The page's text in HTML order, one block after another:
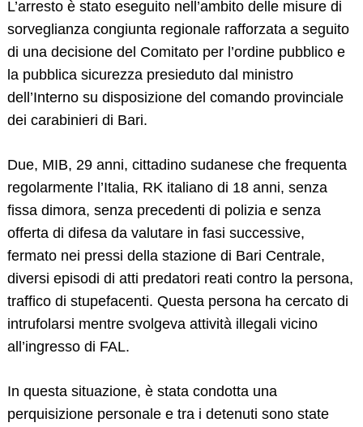
L’arresto è stato eseguito nell’ambito delle misure di
sorveglianza congiunta regionale rafforzata a seguito
di una decisione del Comitato per l’ordine pubblico e
la pubblica sicurezza presieduto dal ministro
dell’Interno su disposizione del comando provinciale
dei carabinieri di Bari.
Due, MIB, 29 anni, cittadino sudanese che frequenta
regolarmente l’Italia, RK italiano di 18 anni, senza
fissa dimora, senza precedenti di polizia e senza
offerta di difesa da valutare in fasi successive,
fermato nei pressi della stazione di Bari Centrale,
diversi episodi di atti predatori reati contro la persona,
traffico di stupefacenti. Questa persona ha cercato di
intrufolarsi mentre svolgeva attività illegali vicino
all’ingresso di FAL.
In questa situazione, è stata condotta una
perquisizione personale e tra i detenuti sono state